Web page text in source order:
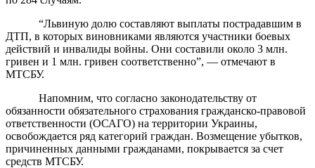
“Львиную долю составляют выплаты пострадавшим в
ДТП, в которых виновниками являются участники боевых
действий и инвалиды войны. Они составили около 3 млн.
гривен и 1 млн. гривен соответственно”, — отмечают в
МТСБУ.
Напомним, что согласно законодательству от
обязанности обязательного страхования гражданско-правовой
ответственности (ОСАГО) на территории Украины,
освобождается ряд категорий граждан. Возмещение убытков,
причиненных данными гражданами, покрывается за счет
средств МТСБУ.